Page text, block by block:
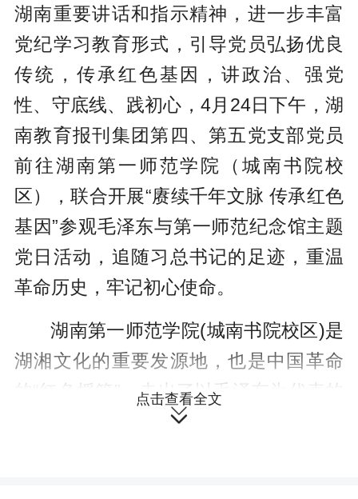
湖南重要讲话和指示精神，进一步丰富
党纪学习教育形式，引导党员弘扬优良
传统，传承红色基因，讲政治、强党
性、守底线、践初心，4月24日下午，湖
南教育报刊集团第四、第五党支部党员
前往湖南第一师范学院（城南书院校
区），联合开展“赓续千年文脉 传承红色
基因”参观毛泽东与第一师范纪念馆主题
党日活动，追随习总书记的足迹，重温
革命历史，牢记初心使命。
湖南第一师范学院(城南书院校区)是
湖湘文化的重要发源地，也是中国革命
的“红色摇篮”，走出了以毛泽东为代表的
大批革命先辈。今年全国两会后，习总
点击查看全文
